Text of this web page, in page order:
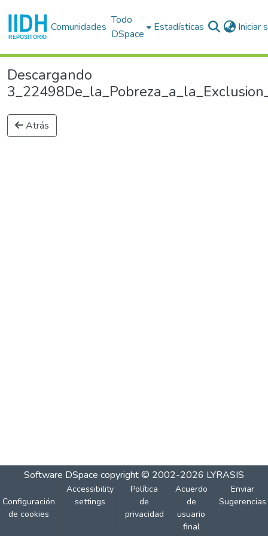
Comunidades
Todo
DSpace
Estadísticas Iniciar
Descargando
Atrás
Software DSpace copyright © 2002-2026 LYRASIS
Configuración
de cookies
Accessibility
settings
Política
de
privacidad
Acuerdo
de
usuario
final
Enviar
Sugerencias